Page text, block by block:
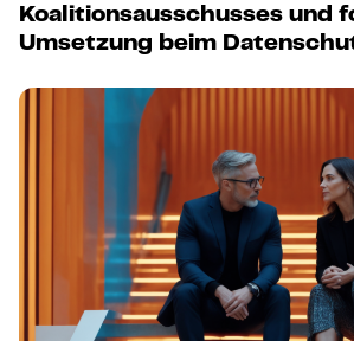
Koalitionsausschusses und
Umsetzung beim